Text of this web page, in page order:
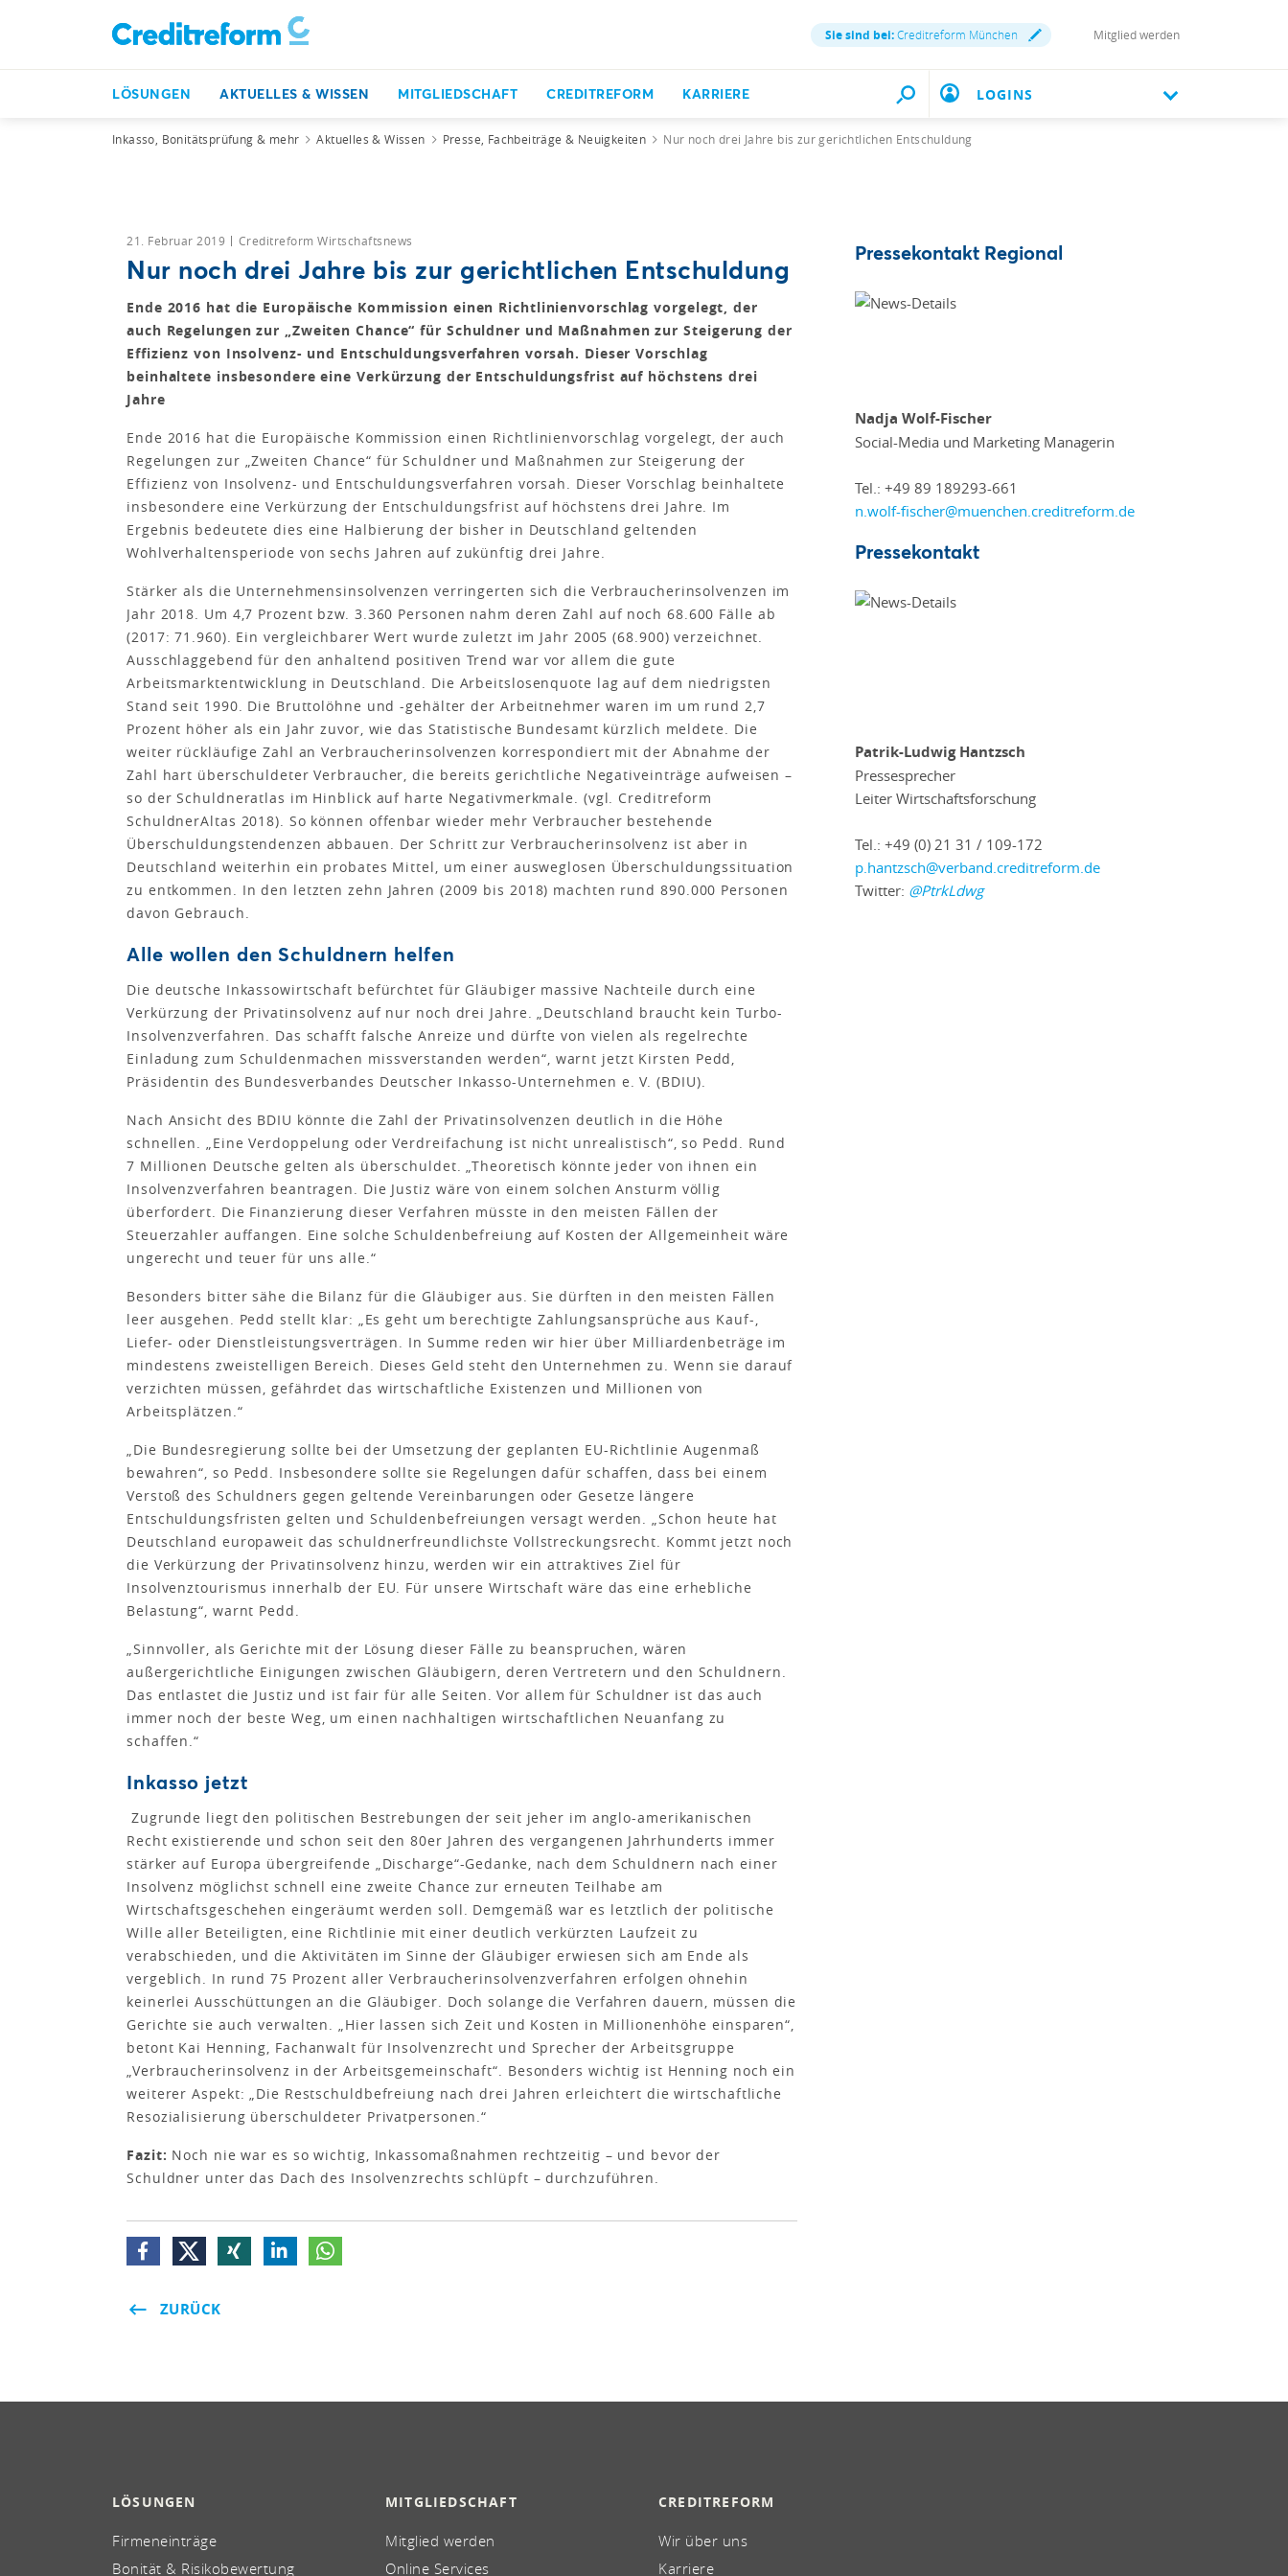
Sie sind bei:Creditreform München Mitglied werden
LÖSUNGEN AKTUELLES & WISSEN MITGLIEDSCHAFT CREDITREFORM KARRIERE LOGINS
Inkasso, Bonitätsprüfung & mehr Aktuelles & Wissen Presse, Fachbeiträge & Neuigkeiten Nur noch drei Jahre bis zur gerichtlichen Entschuldung
21. Februar 2019 Creditreform Wirtschaftsnews
Nur noch drei Jahre bis zur gerichtlichen Entschuldung
Ende 2016 hat die Europäische Kommission einen Richtlinienvorschlag vorgelegt, der
auch Regelungen zur „Zweiten Chance“ für Schuldner und Maßnahmen zur Steigerung der
Effizienz von Insolvenz- und Entschuldungsverfahren vorsah. Dieser Vorschlag
beinhaltete insbesondere eine Verkürzung der Entschuldungsfrist auf höchstens drei
Jahre
Ende 2016 hat die Europäische Kommission einen Richtlinienvorschlag vorgelegt, der auch
Regelungen zur „Zweiten Chance“ für Schuldner und Maßnahmen zur Steigerung der
Effizienz von Insolvenz- und Entschuldungsverfahren vorsah. Dieser Vorschlag beinhaltete
insbesondere eine Verkürzung der Entschuldungsfrist auf höchstens drei Jahre. Im
Ergebnis bedeutete dies eine Halbierung der bisher in Deutschland geltenden
Wohlverhaltensperiode von sechs Jahren auf zukünftig drei Jahre.
Stärker als die Unternehmensinsolvenzen verringerten sich die Verbraucherinsolvenzen im
Jahr 2018. Um 4,7 Prozent bzw. 3.360 Personen nahm deren Zahl auf noch 68.600 Fälle ab
(2017: 71.960). Ein vergleichbarer Wert wurde zuletzt im Jahr 2005 (68.900) verzeichnet.
Ausschlaggebend für den anhaltend positiven Trend war vor allem die gute
Arbeitsmarktentwicklung in Deutschland. Die Arbeitslosenquote lag auf dem niedrigsten
Stand seit 1990. Die Bruttolöhne und -gehälter der Arbeitnehmer waren im um rund 2,7
Prozent höher als ein Jahr zuvor, wie das Statistische Bundesamt kürzlich meldete. Die
weiter rückläufige Zahl an Verbraucherinsolvenzen korrespondiert mit der Abnahme der
Zahl hart überschuldeter Verbraucher, die bereits gerichtliche Negativeinträge aufweisen –
so der Schuldneratlas im Hinblick auf harte Negativmerkmale. (vgl. Creditreform
SchuldnerAltas 2018). So können offenbar wieder mehr Verbraucher bestehende
Überschuldungstendenzen abbauen. Der Schritt zur Verbraucherinsolvenz ist aber in
Deutschland weiterhin ein probates Mittel, um einer ausweglosen Überschuldungssituation
zu entkommen. In den letzten zehn Jahren (2009 bis 2018) machten rund 890.000 Personen
davon Gebrauch.
Alle wollen den Schuldnern helfen
Die deutsche Inkassowirtschaft befürchtet für Gläubiger massive Nachteile durch eine
Verkürzung der Privatinsolvenz auf nur noch drei Jahre. „Deutschland braucht kein Turbo-
Insolvenzverfahren. Das schafft falsche Anreize und dürfte von vielen als regelrechte
Einladung zum Schuldenmachen missverstanden werden“, warnt jetzt Kirsten Pedd,
Präsidentin des Bundesverbandes Deutscher Inkasso-Unternehmen e. V. (BDIU).
Nach Ansicht des BDIU könnte die Zahl der Privatinsolvenzen deutlich in die Höhe
schnellen. „Eine Verdoppelung oder Verdreifachung ist nicht unrealistisch“, so Pedd. Rund
7 Millionen Deutsche gelten als überschuldet. „Theoretisch könnte jeder von ihnen ein
Insolvenzverfahren beantragen. Die Justiz wäre von einem solchen Ansturm völlig
überfordert. Die Finanzierung dieser Verfahren müsste in den meisten Fällen der
Steuerzahler auffangen. Eine solche Schuldenbefreiung auf Kosten der Allgemeinheit wäre
ungerecht und teuer für uns alle.“
Besonders bitter sähe die Bilanz für die Gläubiger aus. Sie dürften in den meisten Fällen
leer ausgehen. Pedd stellt klar: „Es geht um berechtigte Zahlungsansprüche aus Kauf-,
Liefer- oder Dienstleistungsverträgen. In Summe reden wir hier über Milliardenbeträge im
mindestens zweistelligen Bereich. Dieses Geld steht den Unternehmen zu. Wenn sie darauf
verzichten müssen, gefährdet das wirtschaftliche Existenzen und Millionen von
Arbeitsplätzen.“
„Die Bundesregierung sollte bei der Umsetzung der geplanten EU-Richtlinie Augenmaß
bewahren“, so Pedd. Insbesondere sollte sie Regelungen dafür schaffen, dass bei einem
Verstoß des Schuldners gegen geltende Vereinbarungen oder Gesetze längere
Entschuldungsfristen gelten und Schuldenbefreiungen versagt werden. „Schon heute hat
Deutschland europaweit das schuldnerfreundlichste Vollstreckungsrecht. Kommt jetzt noch
die Verkürzung der Privatinsolvenz hinzu, werden wir ein attraktives Ziel für
Insolvenztourismus innerhalb der EU. Für unsere Wirtschaft wäre das eine erhebliche
Belastung“, warnt Pedd.
„Sinnvoller, als Gerichte mit der Lösung dieser Fälle zu beanspruchen, wären
außergerichtliche Einigungen zwischen Gläubigern, deren Vertretern und den Schuldnern.
Das entlastet die Justiz und ist fair für alle Seiten. Vor allem für Schuldner ist das auch
immer noch der beste Weg, um einen nachhaltigen wirtschaftlichen Neuanfang zu
schaffen.“
Inkasso jetzt
Zugrunde liegt den politischen Bestrebungen der seit jeher im anglo-amerikanischen
Recht existierende und schon seit den 80er Jahren des vergangenen Jahrhunderts immer
stärker auf Europa übergreifende „Discharge“-Gedanke, nach dem Schuldnern nach einer
Insolvenz möglichst schnell eine zweite Chance zur erneuten Teilhabe am
Wirtschaftsgeschehen eingeräumt werden soll. Demgemäß war es letztlich der politische
Wille aller Beteiligten, eine Richtlinie mit einer deutlich verkürzten Laufzeit zu
verabschieden, und die Aktivitäten im Sinne der Gläubiger erwiesen sich am Ende als
vergeblich. In rund 75 Prozent aller Verbraucherinsolvenzverfahren erfolgen ohnehin
keinerlei Ausschüttungen an die Gläubiger. Doch solange die Verfahren dauern, müssen die
Gerichte sie auch verwalten. „Hier lassen sich Zeit und Kosten in Millionenhöhe einsparen“,
betont Kai Henning, Fachanwalt für Insolvenzrecht und Sprecher der Arbeitsgruppe
„Verbraucherinsolvenz in der Arbeitsgemeinschaft“. Besonders wichtig ist Henning noch ein
weiterer Aspekt: „Die Restschuldbefreiung nach drei Jahren erleichtert die wirtschaftliche
Resozialisierung überschuldeter Privatpersonen.“
Fazit: Noch nie war es so wichtig, Inkassomaßnahmen rechtzeitig – und bevor der
Schuldner unter das Dach des Insolvenzrechts schlüpft – durchzuführen.
ZURÜCK
Pressekontakt Regional
Nadja Wolf-Fischer
Social-Media und Marketing Managerin
Tel.: +49 89 189293-661
n.wolf-fischer@muenchen.creditreform.de
Pressekontakt
Patrik-Ludwig Hantzsch
Pressesprecher
Leiter Wirtschaftsforschung
Tel.: +49 (0) 21 31 / 109-172
p.hantzsch@verband.creditreform.de
Twitter: @PtrkLdwg
LÖSUNGEN
Firmeneinträge
Bonität & Risikobewertung
MITGLIEDSCHAFT
Mitglied werden
Online Services
CREDITREFORM
Wir über uns
Karriere